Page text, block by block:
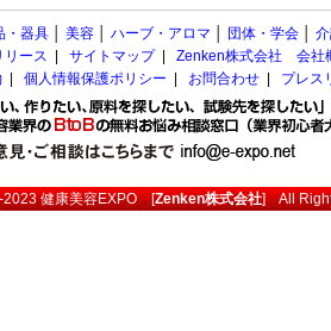
・器具 美容 ハーブ・アロマ 団体・学会
リース サイトマップ| Zenken株式会社 会社
個人情報保護ポリシー お問合わせ プレス
2023健康美容EXPO[Zenken株式会社] All